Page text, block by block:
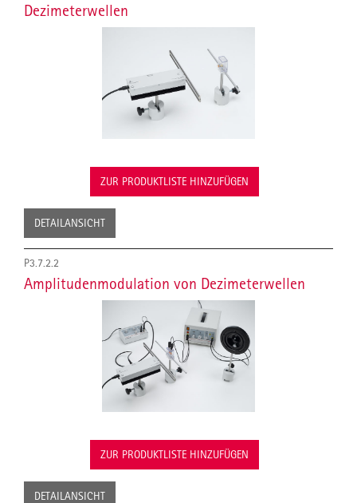
Dezimeterwellen
ZUR PRODUKTLISTE HINZUFÜGEN
DETAILANSICHT
P3.7.2.2
Amplitudenmodulation von Dezimeterwellen
ZUR PRODUKTLISTE HINZUFÜGEN
DETAILANSICHT